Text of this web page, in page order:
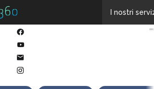
I nostri